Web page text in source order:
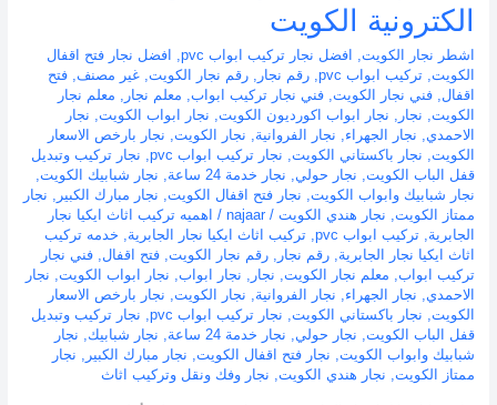
الكترونية الكويت
اشطر نجار الكويت, افضل نجار تركيب ابواب pvc , افضل نجار فتح اقفال
الكويت, تركيب ابواب pvc , رقم نجار , رقم نجار الكويت, غير مصنف, فتح
اقفال, فني نجار الكويت, فني نجار تركيب ابواب, معلم نجار , معلم نجار
الكويت, نجار , نجار ابواب اكورديون الكويت, نجار ابواب الكويت, نجار
الاحمدي, نجار الجهراء, نجار الفروانية, نجار الكويت, نجار بارخص الاسعار
الكويت, نجار باكستاني الكويت, نجار تركيب ابواب pvc , نجار تركيب وتبديل
قفل الباب الكويت, نجار حولي, نجار خدمة 24 ساعة , نجار شبابيك الكويت,
نجار شبابيك وابواب الكويت, نجار فتح اقفال الكويت, نجار مبارك الكبير , نجار
ممتاز الكويت, نجار هندي الكويت/
najaar
/ اهميه تركيب اثاث ايكيا نجار
الجابرية, تركيب ابواب pvc , تركيب اثاث ايكيا نجار الجابرية, خدمه تركيب
اثاث ايكيا نجار الجابرية, رقم نجار , رقم نجار الكويت, فتح اقفال, فني نجار
تركيب ابواب, معلم نجار الكويت, نجار , نجار ابواب, نجار ابواب الكويت, نجار
الاحمدي, نجار الجهراء, نجار الفروانية, نجار الكويت, نجار بارخص الاسعار
الكويت, نجار باكستاني الكويت, نجار تركيب ابواب pvc , نجار تركيب وتبديل
قفل الباب الكويت, نجار حولي, نجار خدمة 24 ساعة , نجار شبابيك, نجار
شبابيك وابواب الكويت, نجار فتح اقفال الكويت, نجار مبارك الكبير , نجار
ممتاز الكويت, نجار هندي الكويت, نجار وفك ونقل وتركيب اثاث